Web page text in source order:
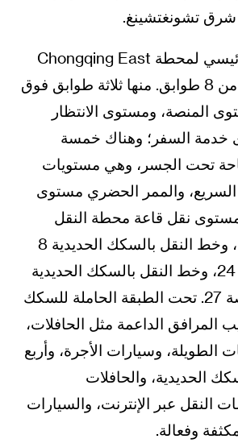
شرق تشونغتشينغ.
يتكون المبنى الرئيسي لمحطة Chongqing East
للسكك الحديدية من 8 طوابق. منها ثلاثة طوابق فوق
المنصة، ومستوى الانتظار
خدمة السفر؛ وهناك خمسة
تحت الجسر، وهي مستويات
والممر الحضري مستوى
نقل قاعة محطة النقل
بالسكك الحديدية، وخط النقل بالسكك الحديدية 8
ومستوى المنصة 24، وخط النقل بالسكك الحديدية
6 ومستوى المنصة 27. تحت الطبقة الحاملة للسكك
المرافق الداعمة مثل الحافلات،
الطويلة، وسيارات الأجرة، وأربع
الحديدية، والحافلات
النقل عبر الإنترنت، والسيارات
وفعالة.